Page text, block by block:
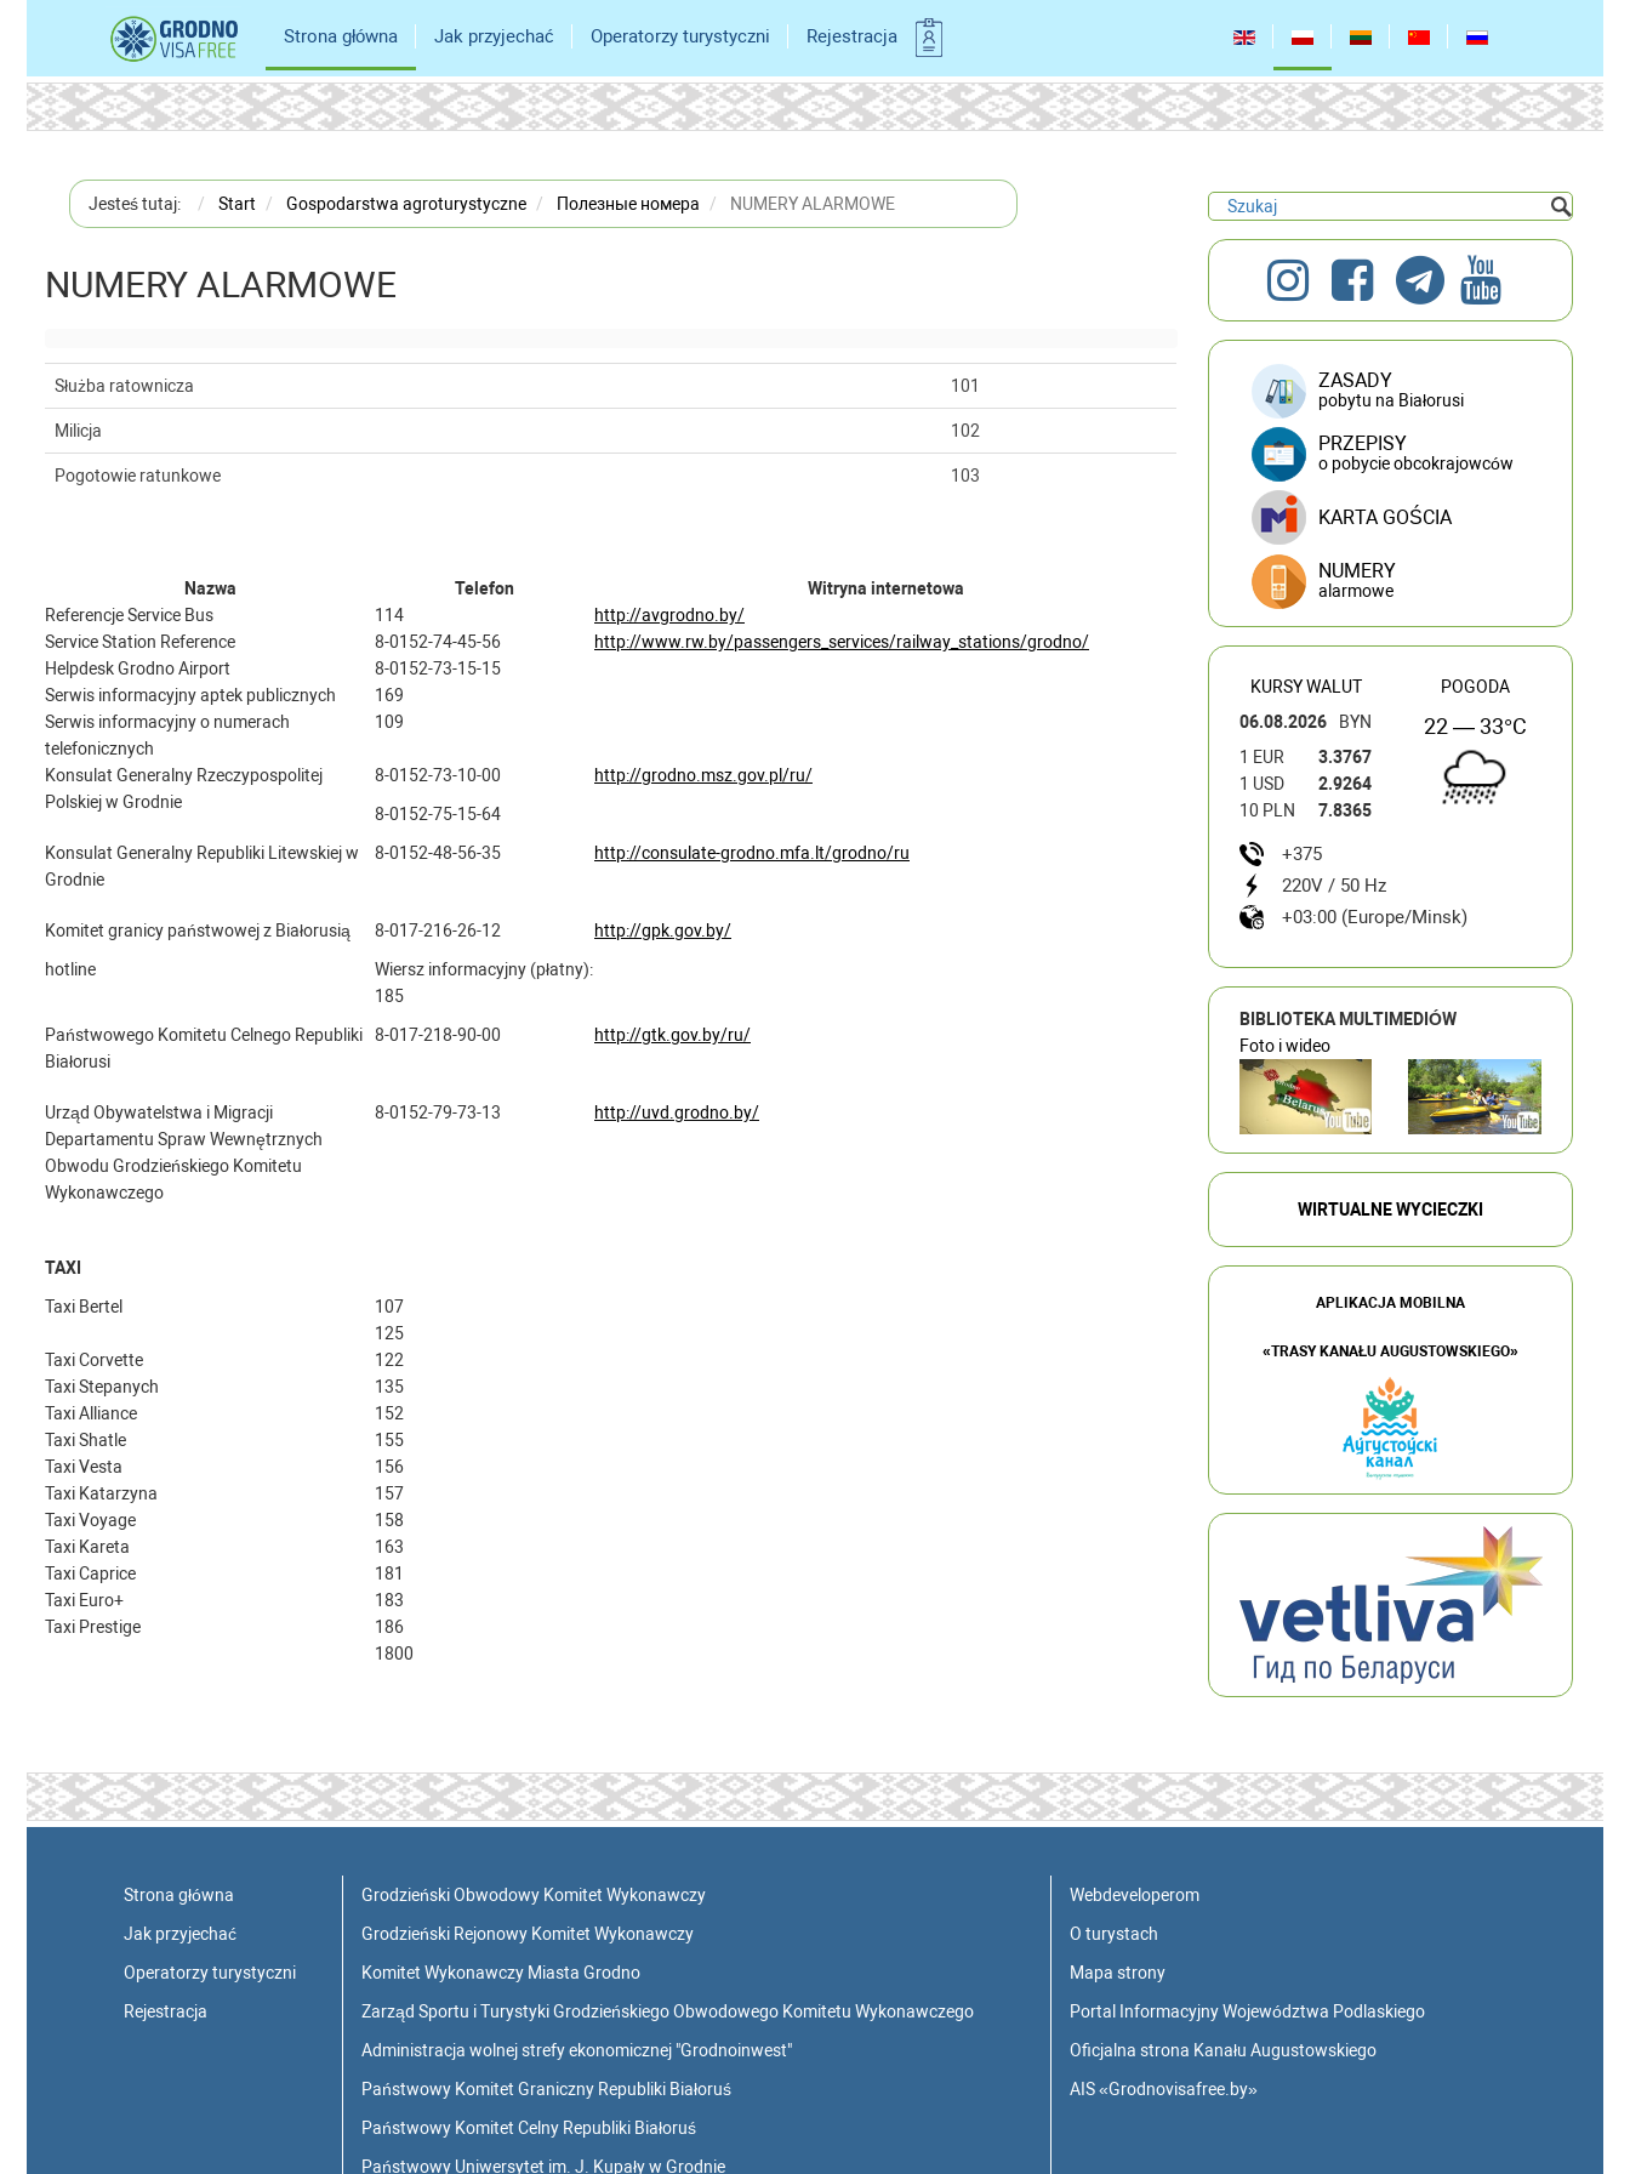
Strona główna Jak przyjechać Operatorzy turystyczni Rejestracja
Jesteś tutaj: Start Gospodarstwa agroturystyczne Полезные номера NUMERY ALARMOWE
NUMERY ALARMOWE
Służba ratownicza 101
Milicja 102
Pogotowie ratunkowe 103
Nazwa Telefon
Witryna internetowa
Referencje Service Bus
114
http://avgrodno.by/
Service Station Reference
8-0152-74-45-56
http://www.rw.by/passengers_services/railway_stations/grodno/
Helpdesk Grodno Airport
8-0152-73-15-15
Serwis informacyjny aptek publicznych
169
Serwis informacyjny o numerach
telefonicznych
109
Konsulat Generalny Rzeczypospolitej
Polskiej w Grodnie
8-0152-73-10-00
8-0152-75-15-64
http://grodno.msz.gov.pl/ru/
Konsulat Generalny Republiki Litewskiej w
Grodnie
8-0152-48-56-35 http://consulate-grodno.mfa.lt/grodno/ru
Komitet granicy państwowej z Białorusią
hotline
8-017-216-26-12
Wiersz informacyjny (płatny):
185
http://gpk.gov.by/
Państwowego Komitetu Celnego Republiki
Białorusi
8-017-218-90-00 http://gtk.gov.by/ru/
Urząd Obywatelstwa i Migracji
Departamentu Spraw Wewnętrznych
Obwodu Grodzieńskiego Komitetu
Wykonawczego
8-0152-79-73-13 http://uvd.grodno.by/
TAXI
Taxi Bertel
107
125
Taxi Corvette
122
Taxi Stepanych
135
Taxi Alliance
152
Taxi Shatle
155
Taxi Vesta
156
Taxi Katarzyna
157
Taxi Voyage
158
Taxi Kareta
163
Taxi Caprice
181
Taxi Euro+
183
Taxi Prestige
186
1800
ZASADY
pobytu na Białorusi
PRZEPISY
o pobycie obcokrajowców
KARTA GOŚCIA
NUMERY
alarmowe
KURSY WALUT
06.08.2026
BYN
1 EUR
3.3767
1 USD
2.9264
10 PLN
7.8365
POGODA
22 — 33°C
+375
220V / 50 Hz
+03:00 (Europe/Minsk)
BIBLIOTEKA MULTIMEDIÓW
Foto i wideo
WIRTUALNE WYCIECZKI
APLIKACJA MOBILNA
«TRASY KANAŁU AUGUSTOWSKIEGO»
Strona główna
Jak przyjechać
Operatorzy turystyczni
Rejestracja
Grodzieński Obwodowy Komitet Wykonawczy
Grodzieński Rejonowy Komitet Wykonawczy
Komitet Wykonawczy Miasta Grodno
Zarząd Sportu i Turystyki Grodzieńskiego Obwodowego Komitetu Wykonawczego
Administracja wolnej strefy ekonomicznej "Grodnoinwest"
Państwowy Komitet Graniczny Republiki Białoruś
Państwowy Komitet Celny Republiki Białoruś
Państwowy Uniwersytet im. J. Kupały w Grodnie
Webdeveloperom
O turystach
Mapa strony
Portal Informacyjny Województwa Podlaskiego
Oficjalna strona Kanału Augustowskiego
AIS «Grodnovisafree.by»